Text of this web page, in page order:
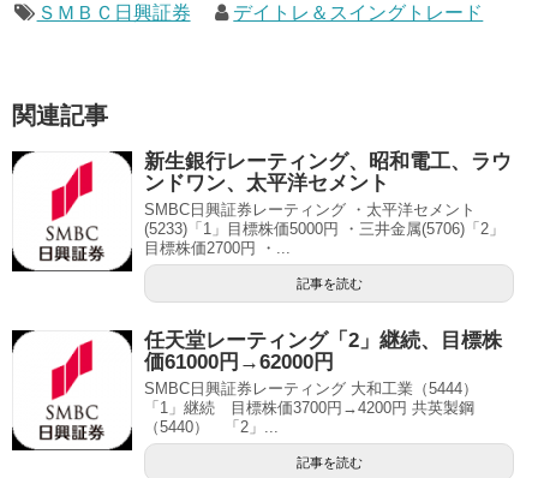
ＳＭＢＣ日興証券 デイトレ＆スイングトレード
関連記事
新生銀行レーティング、昭和電工、ラウ
ンドワン、太平洋セメント
SMBC日興証券レーティング ・太平洋セメント
(5233)「1」目標株価5000円 ・三井金属(5706)「2」
目標株価2700円 ・...
記事を読む
任天堂レーティング「2」継続、目標株
価61000円→62000円
SMBC日興証券レーティング 大和工業（5444）
「1」継続 目標株価3700円→4200円 共英製鋼
（5440） 「2」...
記事を読む